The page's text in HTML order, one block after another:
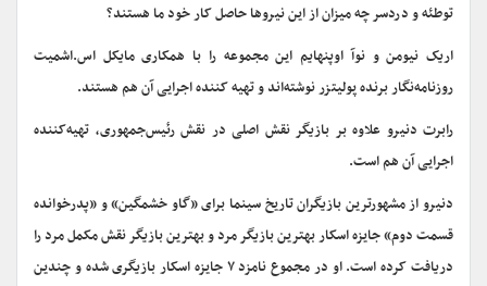
توطئه و دردسر چه میزان از این نیروها حاصل کار خود ما هستند؟
اریک نیومن و نوآ اوپنهایم این مجموعه را با همکاری مایکل اس.اشمیت
روزنامه‌نگار برنده پولیتزر نوشته‌اند و تهیه کننده اجرایی آن هم هستند.
رابرت دنیرو علاوه بر بازیگر نقش اصلی در نقش رئیس‌جمهوری، تهیه‌کننده
اجرایی آن هم است.
دنیرو از مشهورترین بازیگران تاریخ سینما برای «گاو خشمگین» و «پدرخوانده
قسمت دوم» جایزه اسکار بهترین بازیگر مرد و بهترین بازیگر نقش مکمل مرد را
دریافت کرده است. او در مجموع نامزد ۷ جایزه اسکار بازیگری شده و چندین